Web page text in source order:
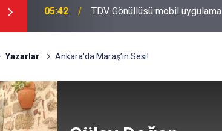
05:42 TDV Gönüllüsü mobil uygulama
Yazarlar Ankara'da Maraş’ın Sesi!